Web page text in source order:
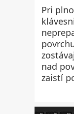
Pri
nad
zaistí